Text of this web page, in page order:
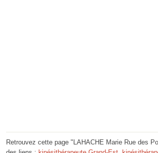
Retrouvez cette page "LAHACHE Marie Rue des